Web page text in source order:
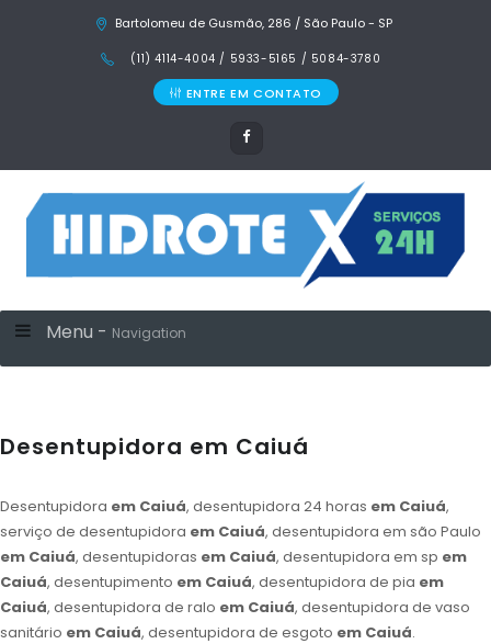
Bartolomeu de Gusmão, 286 / São Paulo - SP
(11) 4114-4004 / 5933-5165 / 5084-3780
ENTRE EM CONTATO
Menu - Navigation
Desentupidora em Caiuá
Desentupidora em Caiuá, desentupidora 24 horas em Caiuá,
serviço de desentupidora em Caiuá, desentupidora em são Paulo
em Caiuá, desentupidoras em Caiuá, desentupidora em sp em
Caiuá, desentupimento em Caiuá, desentupidora de pia em
Caiuá, desentupidora de ralo em Caiuá, desentupidora de vaso
sanitário em Caiuá, desentupidora de esgoto em Caiuá.